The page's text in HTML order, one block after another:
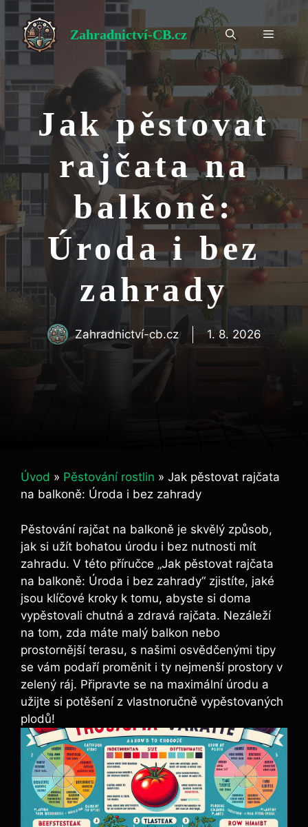
Přeskočit
na
obsah
Zahradnictví-CB.cz Menu
Jak pěstovat
rajčata na
balkoně:
Úroda i bez
zahrady
Zahradnictví-cb.cz 1. 8. 2026
Úvod » Pěstování rostlin » Jak pěstovat rajčata
na balkoně: Úroda i bez zahrady
Pěstování rajčat ‌na ⁢balkoně je skvělý způsob,
jak si užít bohatou úrodu i bez nutnosti mít ​
zahradu. V ⁣této příručce „Jak pěstovat rajčata
na balkoně: Úroda ⁢i bez zahrady“ ⁤zjistíte, ‍jaké
⁢jsou klíčové ⁤kroky k tomu, abyste‍ si doma
vypěstovali chutná a⁢ zdravá rajčata. Nezáleží
⁤na tom, zda máte malý balkon⁢ nebo
‍prostornější terasu, s našimi osvědčenými ⁢tipy
se vám podaří ⁢proměnit i⁤ ty nejmenší prostory v
zelený ráj. ⁣Připravte se na ​maximální úrodu‌ a
užijte si potěšení z ⁤vlastnoručně vypěstovaných
plodů!